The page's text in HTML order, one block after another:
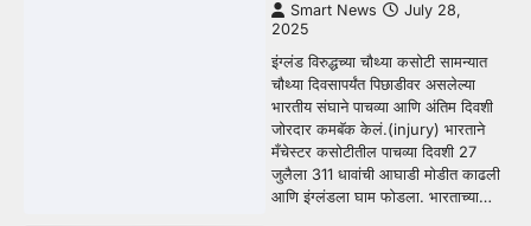
Smart News
July 28,
2025
इंग्लंड विरुद्धच्या चौथ्या कसोटी सामन्यात
चौथ्या दिवसापर्यंत पिछाडीवर असलेल्या
भारतीय संघाने पाचव्या आणि अंतिम दिवशी
जोरदार कमबॅक केलं.(injury) भारताने
मँचेस्टर कसोटीतील पाचव्या दिवशी 27
जुलैला 311 धावांची आघाडी मोडीत काढली
आणि इंग्लंडला घाम फोडला. भारताच्या…